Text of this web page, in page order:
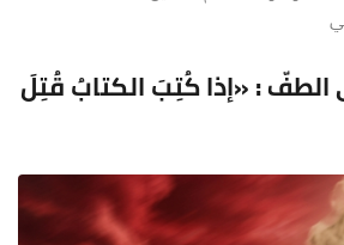
: «إذا كُتِبَ الكتابُ قُتِلَ